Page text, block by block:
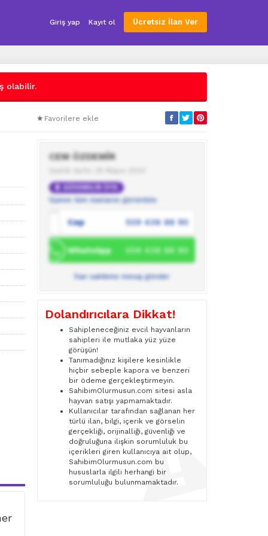
Giriş yap Kayıt ol Ücretsiz İlan Ver
olabilir.
Favorilere ekle
CEM ÖZDEMİR
GÜVENİLİR ÜYE
Üyenin tüm ilanlarını görüntüle
Cep 539 436 88 90
WhatsApp 539 436 88 90
İlan sahibine mesaj gönder
Dolandırıcılara Dikkat!
Sahipleneceğiniz evcil hayvanların
sahipleri ile mutlaka yüz yüze
görüşün!
Tanımadığınız kişilere kesinlikle
hiçbir sebeple kapora ve benzeri
bir ödeme gerçekleştirmeyin.
SahibimOlurmusun.com sitesi asla
hayvan satışı yapmamaktadır.
Kullanıcılar tarafından sağlanan her
türlü ilan, bilgi, içerik ve görselin
gerçekliği, orijinalliği, güvenliği ve
doğruluğuna ilişkin sorumluluk bu
içerikleri giren kullanıcıya ait olup,
SahibimOlurmusun.com bu
hususlarla ilgili herhangi bir
sorumluluğu bulunmamaktadır.